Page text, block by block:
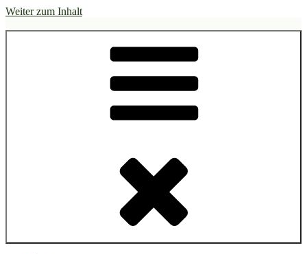
Weiter zum Inhalt
Wenn die Heidelerche singt